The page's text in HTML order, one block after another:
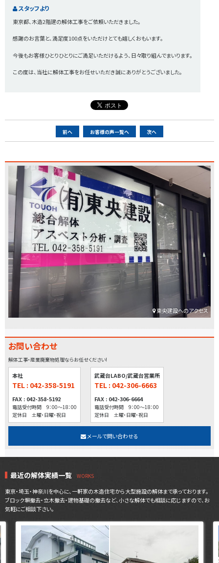
スタッフより
東京都、木造2階建の解体工事をご依頼いただきました。
感謝のお言葉と、満足度100点をいただけとても嬉しくおもいます。
今後もお客様ひとりひとりにご満足いただけるよう、日々取り組んでまいります。
この度は、当社に解体工事をお任せいただき誠にありがとうございました。
ー
ナ
ビ
ゲ
ー
シ
ョ
ン
前へ お客様の声一覧へ 次へ
東央建設へのアクセス
お問い合わせ
解体工事・産業廃棄物処理ならお任せください!
本社
TEL : 042-358-5191
FAX : 042-358-5192
電話受付時間 9：00～18：00
定休日 土曜・日曜・祝日
武蔵台LABO/武蔵台営業所
TEL : 042-306-6663
FAX : 042-306-6664
電話受付時間 9：00～18：00
定休日 土曜・日曜・祝日
メールで問い合わせる
最近の解体実績一覧
東京・埼玉・神奈川を中心に、一軒家の木造住宅から大型施設の解体まで承っております。
ブロック塀撤去・立木撤去・建物基礎の撤去など、小さな解体でも相談に応じますので、お
気軽にご相談下さい。